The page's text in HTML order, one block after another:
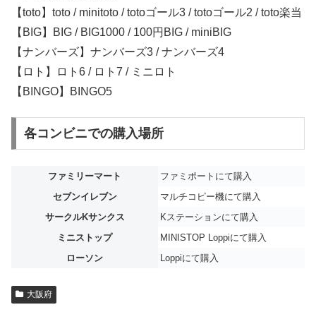
【toto】toto / minitoto / totoゴール3 / totoゴール2 / toto楽当
【BIG】BIG / BIG1000 / 100円BIG / miniBIG
【ナンバーズ】ナンバーズ3 / ナンバーズ4
【ロト】ロト6 / ロト7 / ミニロト
【BINGO】BINGO5
各コンビニでの購入場所
ファミリーマート
ファミポートにて購入
セブンイレブン
マルチコピー機にて購入
サークルKサンクス
Kステーションにて購入
ミニストップ
MINISTOP Loppiにて購入
ローソン
Loppiにて購入
大阪府